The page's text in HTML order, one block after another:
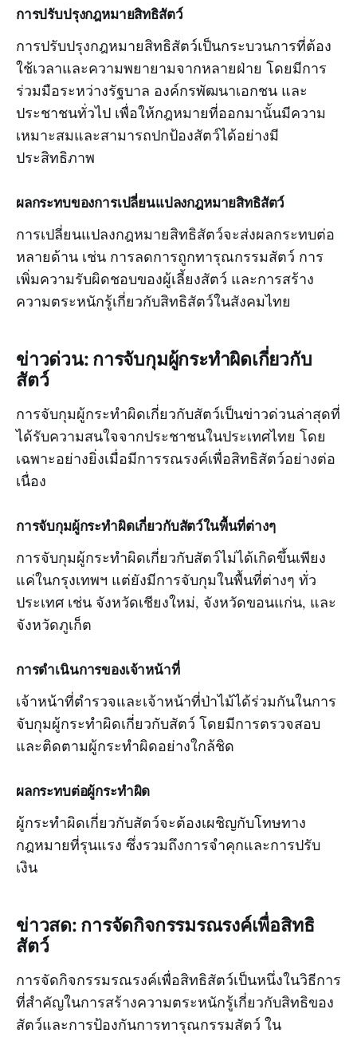
การปรับปรุงกฎหมายสิทธิสัตว์
การปรับปรุงกฎหมายสิทธิสัตว์เป็นกระบวนการที่ต้อง
ใช้เวลาและความพยายามจากหลายฝ่าย โดยมีการ
ร่วมมือระหว่างรัฐบาล องค์กรพัฒนาเอกชน และ
ประชาชนทั่วไป เพื่อให้กฎหมายที่ออกมานั้นมีความ
เหมาะสมและสามารถปกป้องสัตว์ได้อย่างมี
ประสิทธิภาพ
ผลกระทบของการเปลี่ยนแปลงกฎหมายสิทธิสัตว์
การเปลี่ยนแปลงกฎหมายสิทธิสัตว์จะส่งผลกระทบต่อ
หลายด้าน เช่น การลดการถูกทารุณกรรมสัตว์ การ
เพิ่มความรับผิดชอบของผู้เลี้ยงสัตว์ และการสร้าง
ความตระหนักรู้เกี่ยวกับสิทธิสัตว์ในสังคมไทย
ข่าวด่วน: การจับกุมผู้กระทำผิดเกี่ยวกับ
สัตว์
การจับกุมผู้กระทำผิดเกี่ยวกับสัตว์เป็นข่าวด่วนล่าสุดที่
ได้รับความสนใจจากประชาชนในประเทศไทย โดย
เฉพาะอย่างยิ่งเมื่อมีการรณรงค์เพื่อสิทธิสัตว์อย่างต่อ
เนื่อง
การจับกุมผู้กระทำผิดเกี่ยวกับสัตว์ในพื้นที่ต่างๆ
การจับกุมผู้กระทำผิดเกี่ยวกับสัตว์ไม่ได้เกิดขึ้นเพียง
แค่ในกรุงเทพฯ แต่ยังมีการจับกุมในพื้นที่ต่างๆ ทั่ว
ประเทศ เช่น จังหวัดเชียงใหม่, จังหวัดขอนแก่น, และ
จังหวัดภูเก็ต
การดำเนินการของเจ้าหน้าที่
เจ้าหน้าที่ตำรวจและเจ้าหน้าที่ป่าไม้ได้ร่วมกันในการ
จับกุมผู้กระทำผิดเกี่ยวกับสัตว์ โดยมีการตรวจสอบ
และติดตามผู้กระทำผิดอย่างใกล้ชิด
ผลกระทบต่อผู้กระทำผิด
ผู้กระทำผิดเกี่ยวกับสัตว์จะต้องเผชิญกับโทษทาง
กฎหมายที่รุนแรง ซึ่งรวมถึงการจำคุกและการปรับ
เงิน
ข่าวสด: การจัดกิจกรรมรณรงค์เพื่อสิทธิ
สัตว์
การจัดกิจกรรมรณรงค์เพื่อสิทธิสัตว์เป็นหนึ่งในวิธีการ
ที่สำคัญในการสร้างความตระหนักรู้เกี่ยวกับสิทธิของ
สัตว์และการป้องกันการทารุณกรรมสัตว์ ใน